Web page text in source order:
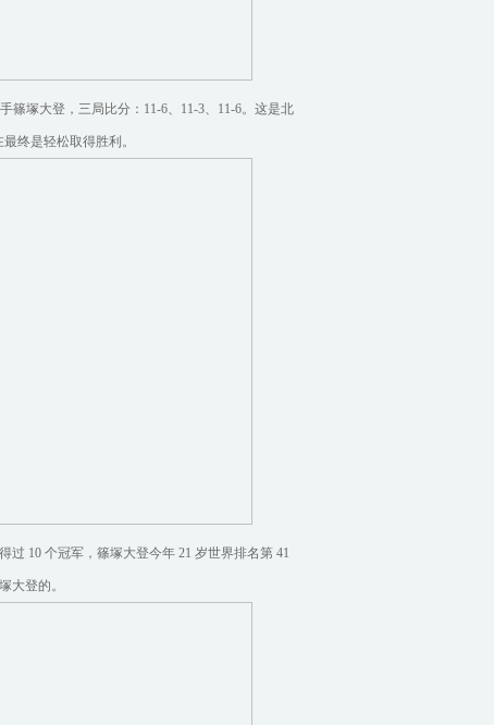
篠塚大登，三局比分：11-6、11-3、11-6。这是北
终是轻松取得胜利。
10 个冠军，篠塚大登今年 21 岁世界排名第 41
大登的。